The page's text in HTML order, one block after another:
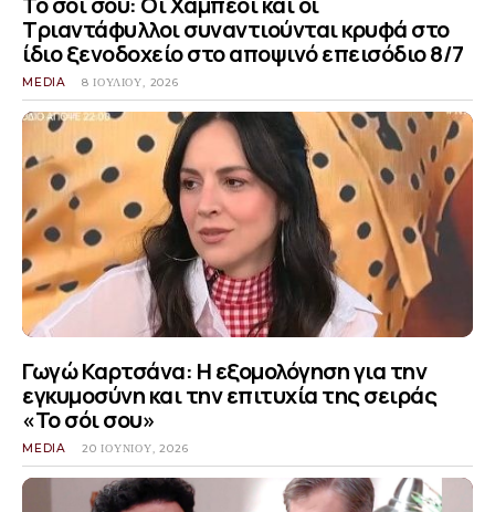
Τριαντάφυλλοι συναντιούνται κρυφά στο
ίδιο ξενοδοχείο στο αποψινό επεισόδιο 8/7
MEDIA 8 ΙΟΥΛΊΟΥ, 2026
Γωγώ Καρτσάνα: Η εξομολόγηση για την
εγκυμοσύνη και την επιτυχία της σειράς
«Το σόι σου»
MEDIA 20 ΙΟΥΝΊΟΥ, 2026